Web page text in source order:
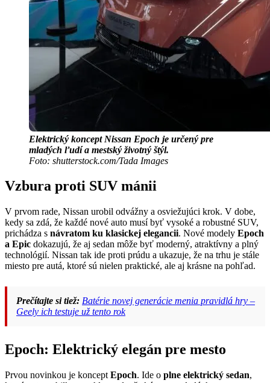
Elektrický koncept Nissan Epoch je určený pre
mladých ľudí a mestský životný štýl.
Foto: shutterstock.com/Tada Images
Vzbura proti SUV mánii
V prvom rade, Nissan urobil odvážny a osviežujúci krok. V dobe,
kedy sa zdá, že každé nové auto musí byť vysoké a robustné SUV,
prichádza s návratom ku klasickej elegancii. Nové modely Epoch
a Epic dokazujú, že aj sedan môže byť moderný, atraktívny a plný
technológií. Nissan tak ide proti prúdu a ukazuje, že na trhu je stále
miesto pre autá, ktoré sú nielen praktické, ale aj krásne na pohľad.
Prečítajte si tiež: Batérie novej generácie menia pravidlá hry –
Geely ich testuje už tento rok
Epoch: Elektrický elegán pre mesto
Prvou novinkou je koncept Epoch. Ide o plne elektrický sedan,